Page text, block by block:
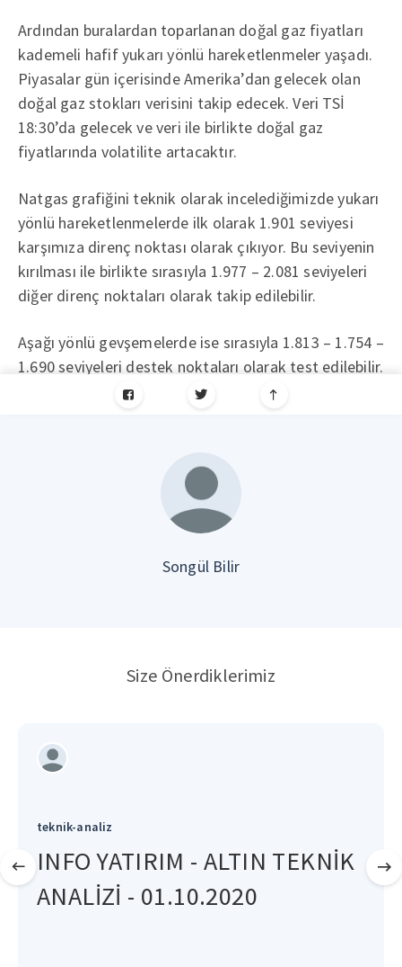
Ardından buralardan toparlanan doğal gaz fiyatları
kademeli hafif yukarı yönlü hareketlenmeler yaşadı.
Piyasalar gün içerisinde Amerika’dan gelecek olan
doğal gaz stokları verisini takip edecek. Veri TSİ
18:30’da gelecek ve veri ile birlikte doğal gaz
fiyatlarında volatilite artacaktır.
Natgas grafiğini teknik olarak incelediğimizde yukarı
yönlü hareketlenmelerde ilk olarak 1.901 seviyesi
karşımıza direnç noktası olarak çıkıyor. Bu seviyenin
kırılması ile birlikte sırasıyla 1.977 – 2.081 seviyeleri
diğer direnç noktaları olarak takip edilebilir.
Aşağı yönlü gevşemelerde ise sırasıyla 1.813 – 1.754 –
1.690 seviyeleri destek noktaları olarak test edilebilir.
Songül Bilir
Size Önerdiklerimiz
teknik-analiz
INFO YATIRIM - ALTIN TEKNİK
ANALİZİ - 01.10.2020